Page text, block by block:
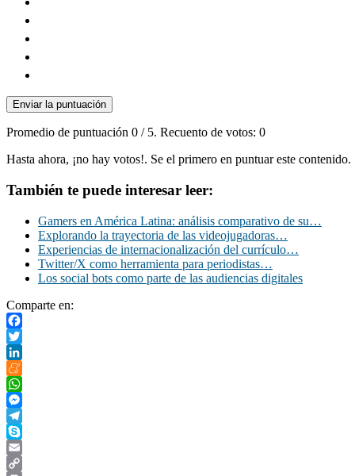
Enviar la puntuación
Promedio de puntuación 0 / 5. Recuento de votos: 0
Hasta ahora, ¡no hay votos!. Se el primero en puntuar este contenido.
También te puede interesar leer:
Gamers en América Latina: análisis comparativo de su…
Explorando la trayectoria de las videojugadoras…
Experiencias de internacionalización del currículo…
Twitter/X como herramienta para periodistas…
Los social bots como parte de las audiencias digitales
Comparte en:
Facebook
Twitter
LinkedIn
Meneame
WhatsApp
Messenger
Telegram
Skype
Email